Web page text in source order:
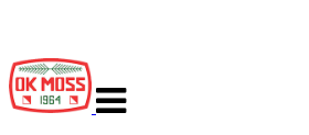
navigasjon